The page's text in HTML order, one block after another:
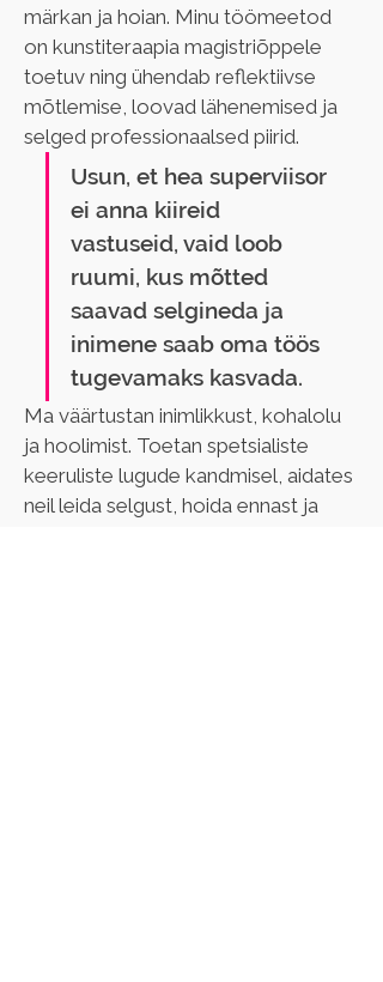
märkan ja hoian. Minu töömeetod
on kunstiteraapia magistriõppele
toetuv ning ühendab reflektiivse
mõtlemise, loovad lähenemised ja
selged professionaalsed piirid.
Usun, et hea superviisor
ei anna kiireid
vastuseid, vaid loob
ruumi, kus mõtted
saavad selgineda ja
inimene saab oma töös
tugevamaks kasvada.
Ma väärtustan inimlikkust, kohalolu
ja hoolimist. Toetan spetsialiste
keeruliste lugude kandmisel, aidates
neil leida selgust, hoida ennast ja